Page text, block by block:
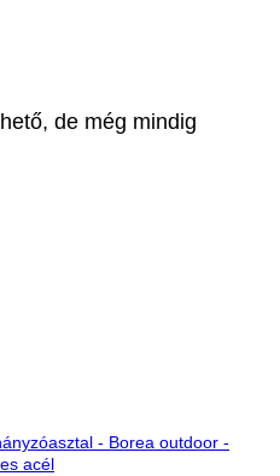
de még mindig
- Borea outdoor -
acél